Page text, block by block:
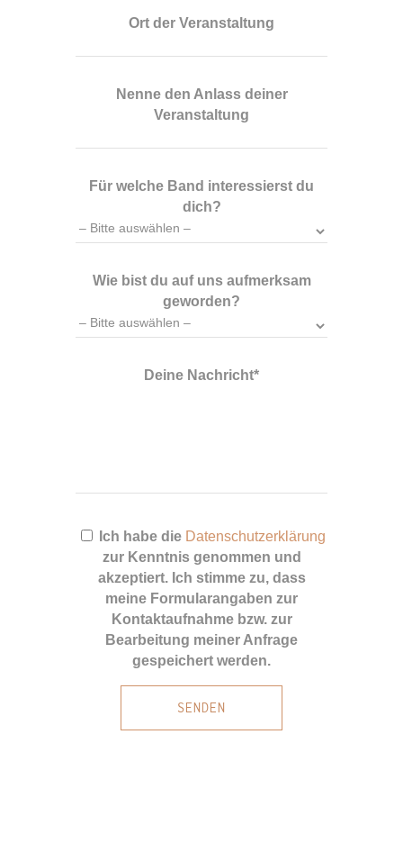
Ort der Veranstaltung
Nenne den Anlass deiner
Veranstaltung
Für welche Band interessierst du
dich?
Wie bist du auf uns aufmerksam
geworden?
Deine Nachricht*
Ich habe die Datenschutzerklärung
zur Kenntnis genommen und
akzeptiert. Ich stimme zu, dass
meine Formularangaben zur
Kontaktaufnahme bzw. zur
Bearbeitung meiner Anfrage
gespeichert werden.